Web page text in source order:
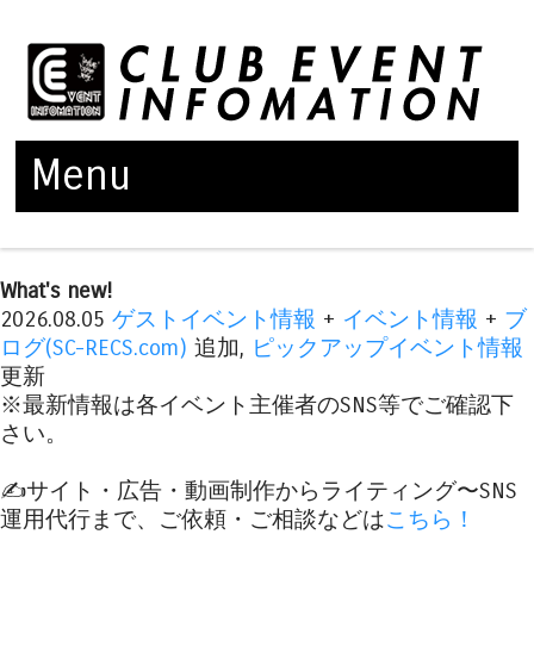
Menu
What's new!
2026.08.05 ゲストイベント情報 + イベント情報 + ブ
ログ(SC-RECS.com) 追加, ピックアップイベント情報
更新
※最新情報は各イベント主催者のSNS等でご確認下
さい。
✍️サイト・広告・動画制作からライティング〜SNS
運用代行まで、ご依頼・ご相談などはこちら！